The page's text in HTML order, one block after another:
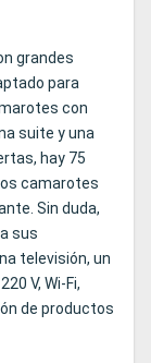
grandes
para
con
suite y una
hay 75
camarotes
Sin duda,
sus
televisión, un
V, Wi-Fi,
de productos